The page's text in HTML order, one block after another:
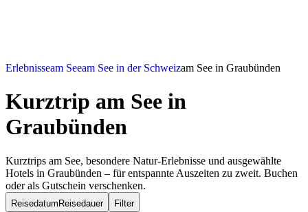
Erlebnisseam Seeam See in der Schweizam See in Graubünden
Kurztrip am See in
Graubünden
Kurztrips am See, besondere Natur-Erlebnisse und ausgewählte
Hotels in Graubünden – für entspannte Auszeiten zu zweit. Buchen
oder als Gutschein verschenken.
Reisedatum Reisedauer Filter